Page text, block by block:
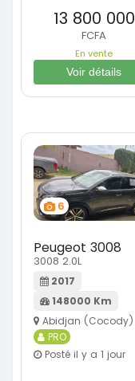
13 800 000
FCFA
En vente
Voir détails
6
Peugeot 3008
3008 2.0L
2017
148000 Km
Abidjan (Cocody)
PRO
Posté il y a 1 jour